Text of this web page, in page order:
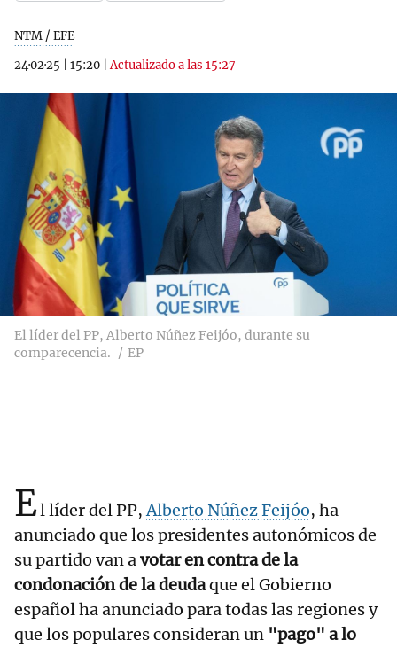
NTM / EFE
24·02·25
15:20 |Actualizado a las 15:27
El líder del PP, Alberto Núñez Feijóo, durante su
comparecencia.
EP
El líder del PP,Alberto Núñez Feijóo, ha
anunciado que los presidentes autonómicos de
su partido van avotar en contra de la
condonación de la deudaque el Gobierno
español ha anunciado para todas las regiones y
que los populares consideran un "pago" a lo